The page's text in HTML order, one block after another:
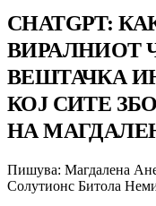
CHATGPT:
ВИРАЛНИОТ
ВЕШТАЧКА
КОЈ СИТЕ
НА
Пишува: Магдалена
Солутионс Битола